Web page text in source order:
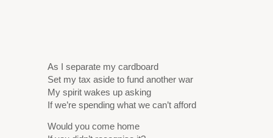
As I separate my cardboard
Set my tax aside to fund another war
My spirit wakes up asking
If we’re spending what we can’t afford
Would you come home